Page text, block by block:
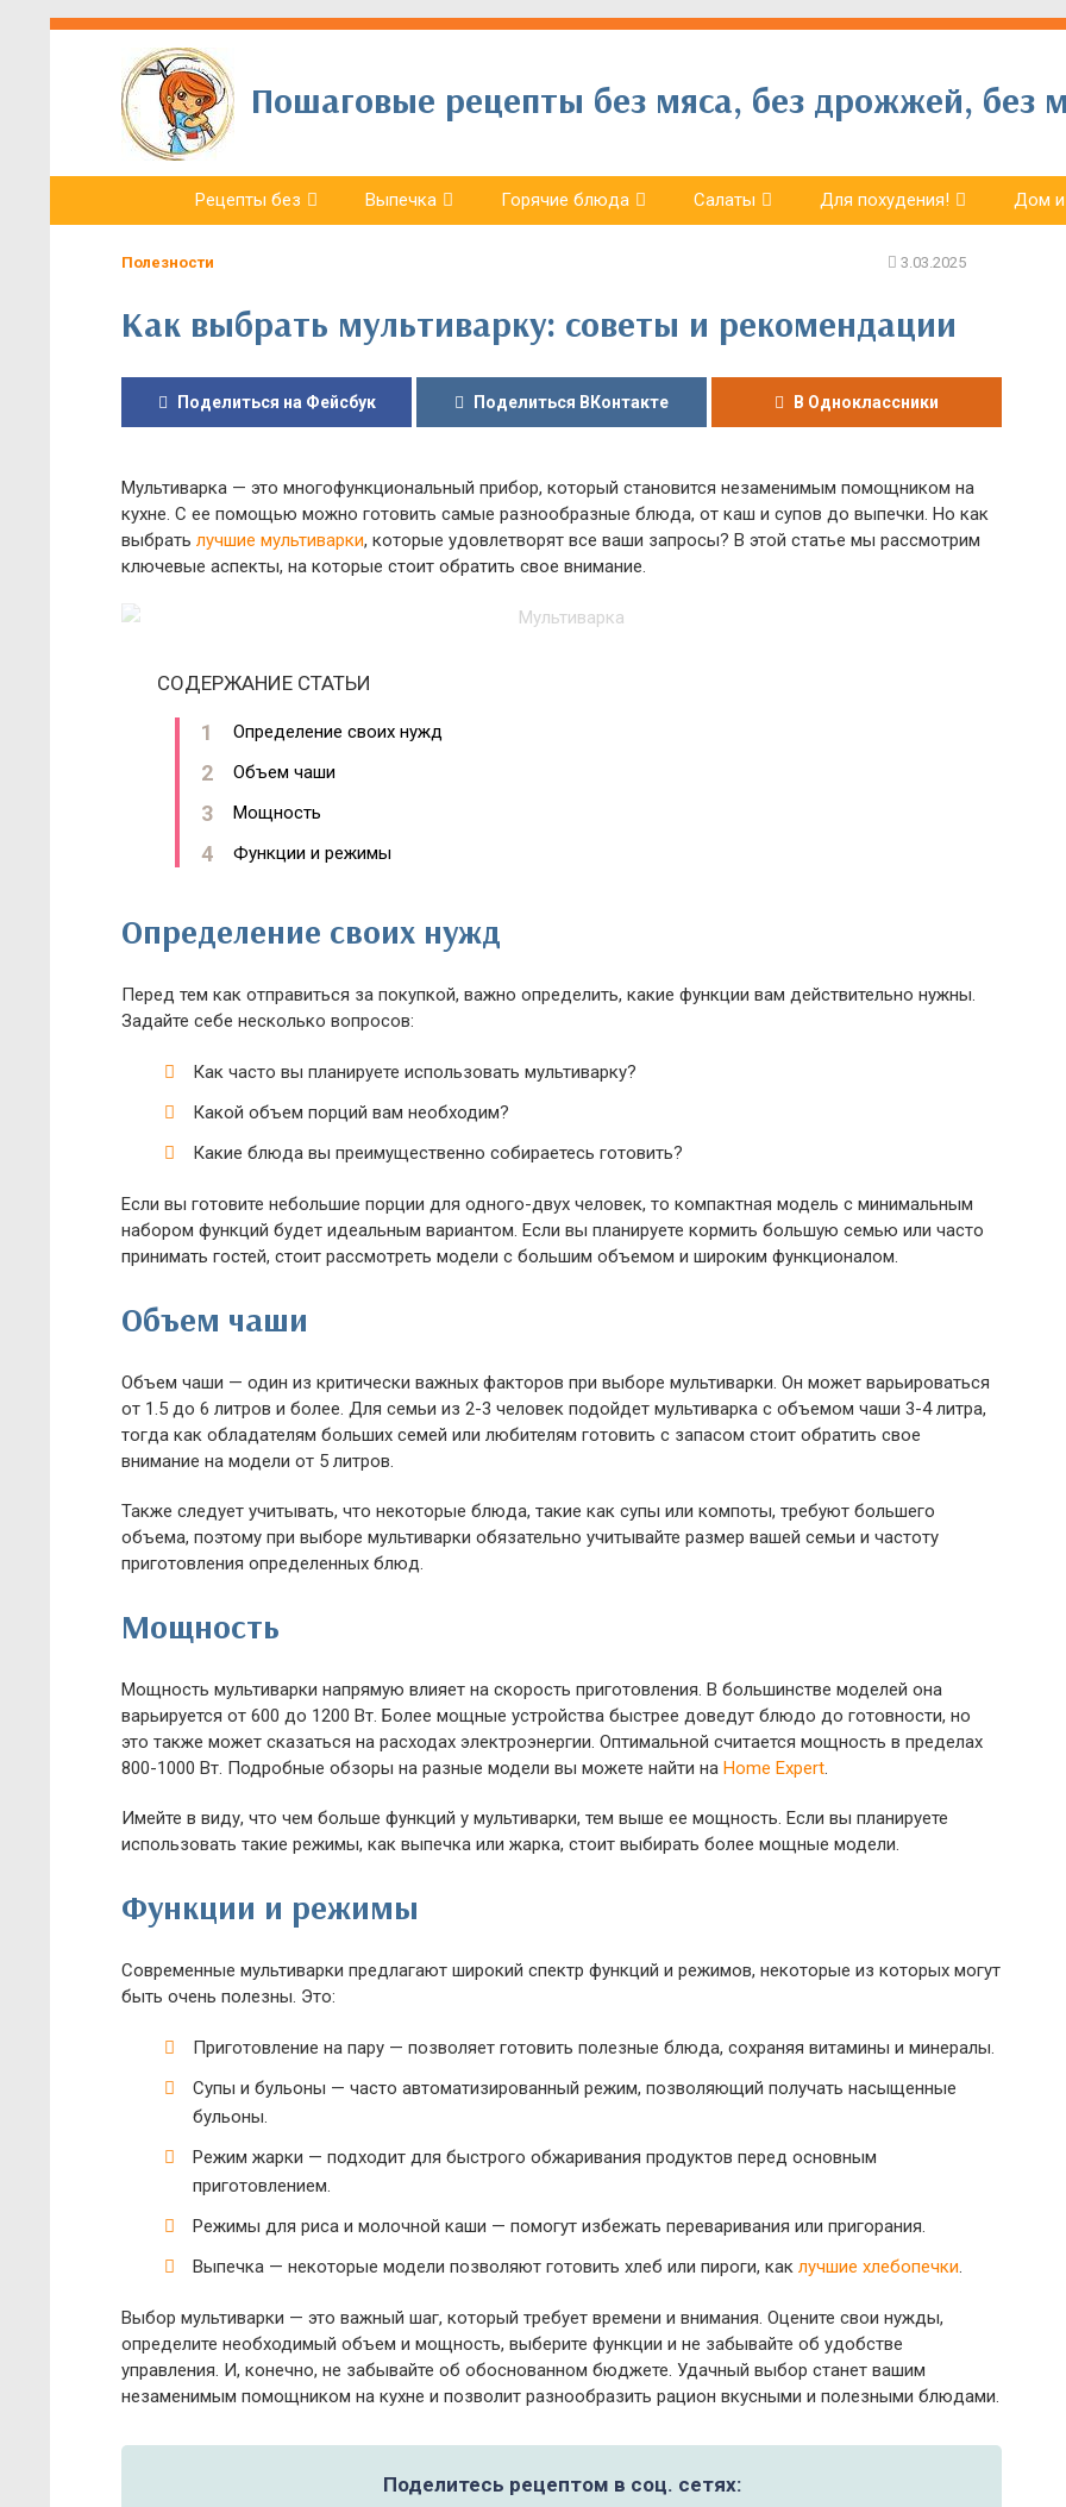
Пошаговые рецепты без мяса, без дрожжей, без
Рецепты без Выпечка Горячие блюда Салаты Для похудения! Дом и
Полезности
Как выбрать мультиварку: советы и рекомендации
Поделиться на Фейсбук Поделиться ВКонтакте В Одноклассники
Мультиварка — это многофункциональный прибор, который становится незаменимым помощником на
кухне. С ее помощью можно готовить самые разнообразные блюда, от каш и супов до выпечки. Но как
выбрать лучшие мультиварки, которые удовлетворят все ваши запросы? В этой статье мы рассмотрим
ключевые аспекты, на которые стоит обратить свое внимание.
СОДЕРЖАНИЕ СТАТЬИ
Определение своих нужд
Объем чаши
Мощность
Функции и режимы
Определение своих нужд
Перед тем как отправиться за покупкой, важно определить, какие функции вам действительно нужны.
Задайте себе несколько вопросов:
Как часто вы планируете использовать мультиварку?
Какой объем порций вам необходим?
Какие блюда вы преимущественно собираетесь готовить?
Если вы готовите небольшие порции для одного-двух человек, то компактная модель с минимальным
набором функций будет идеальным вариантом. Если вы планируете кормить большую семью или часто
принимать гостей, стоит рассмотреть модели с большим объемом и широким функционалом.
Объем чаши
Объем чаши — один из критически важных факторов при выборе мультиварки. Он может варьироваться
от 1.5 до 6 литров и более. Для семьи из 2-3 человек подойдет мультиварка с объемом чаши 3-4 литра,
тогда как обладателям больших семей или любителям готовить с запасом стоит обратить свое
внимание на модели от 5 литров.
Также следует учитывать, что некоторые блюда, такие как супы или компоты, требуют большего
объема, поэтому при выборе мультиварки обязательно учитывайте размер вашей семьи и частоту
приготовления определенных блюд.
Мощность
Мощность мультиварки напрямую влияет на скорость приготовления. В большинстве моделей она
варьируется от 600 до 1200 Вт. Более мощные устройства быстрее доведут блюдо до готовности, но
это также может сказаться на расходах электроэнергии. Оптимальной считается мощность в пределах
800-1000 Вт. Подробные обзоры на разные модели вы можете найти на Home Expert.
Имейте в виду, что чем больше функций у мультиварки, тем выше ее мощность. Если вы планируете
использовать такие режимы, как выпечка или жарка, стоит выбирать более мощные модели.
Функции и режимы
Современные мультиварки предлагают широкий спектр функций и режимов, некоторые из которых могут
быть очень полезны. Это:
Приготовление на пару — позволяет готовить полезные блюда, сохраняя витамины и минералы.
Супы и бульоны — часто автоматизированный режим, позволяющий получать насыщенные
бульоны.
Режим жарки — подходит для быстрого обжаривания продуктов перед основным
приготовлением.
Режимы для риса и молочной каши — помогут избежать переваривания или пригорания.
Выпечка — некоторые модели позволяют готовить хлеб или пироги, как лучшие хлебопечки.
Выбор мультиварки — это важный шаг, который требует времени и внимания. Оцените свои нужды,
определите необходимый объем и мощность, выберите функции и не забывайте об удобстве
управления. И, конечно, не забывайте об обоснованном бюджете. Удачный выбор станет вашим
незаменимым помощником на кухне и позволит разнообразить рацион вкусными и полезными блюдами.
Поделитесь рецептом в соц. сетях: